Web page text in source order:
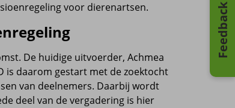
voor dierenartsen.
De huidige uitvoerder, Achmea
is daarom gestart met de zoektocht
van deelnemers. Daarbij wordt
deel van de vergadering is hier
Feedback